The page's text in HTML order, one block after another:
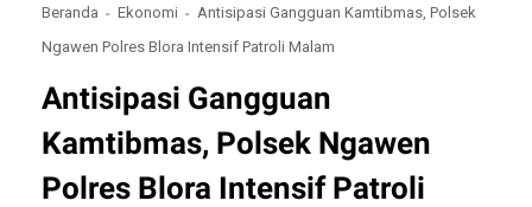
Beranda Ekonomi
Antisipasi Gangguan Kamtibmas, Polsek
Ngawen Polres Blora Intensif Patroli Malam
Antisipasi Gangguan
Kamtibmas, Polsek Ngawen
Polres Blora Intensif Patroli